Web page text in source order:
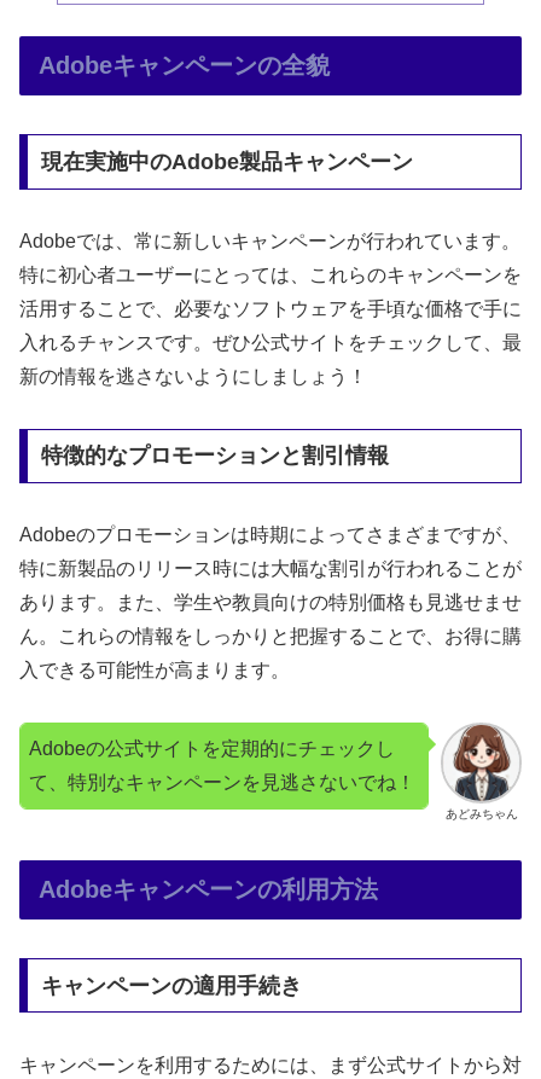
Adobeキャンペーンの全貌
現在実施中のAdobe製品キャンペーン
Adobeでは、常に新しいキャンペーンが行われています。
特に初心者ユーザーにとっては、これらのキャンペーンを
活用することで、必要なソフトウェアを手頃な価格で手に
入れるチャンスです。ぜひ公式サイトをチェックして、最
新の情報を逃さないようにしましょう！
特徴的なプロモーションと割引情報
Adobeのプロモーションは時期によってさまざまですが、
特に新製品のリリース時には大幅な割引が行われることが
あります。また、学生や教員向けの特別価格も見逃せませ
ん。これらの情報をしっかりと把握することで、お得に購
入できる可能性が高まります。
あどみちゃん
Adobeの公式サイトを定期的にチェックし
て、特別なキャンペーンを見逃さないでね！
Adobeキャンペーンの利用方法
キャンペーンの適用手続き
キャンペーンを利用するためには、まず公式サイトから対